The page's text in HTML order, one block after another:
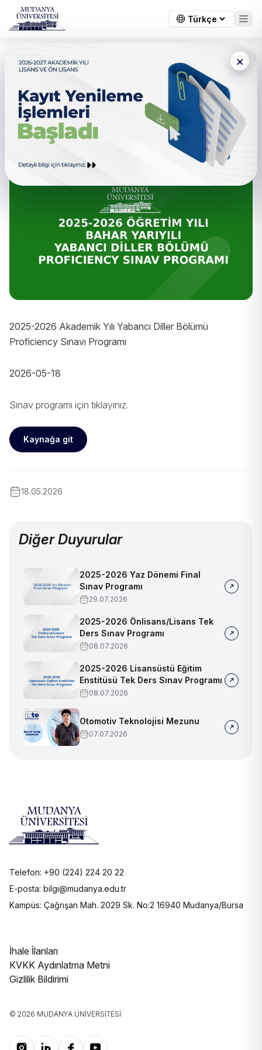
×
← Tüm duyurular
2025-2026 Akademik Yılı
Yabancı Diller Bölümü
Proficiency Sınavı Programı
2025-2026 Akademik Yılı Yabancı Diller Bölümü
Proficiency Sınavı Programı
2026-05-18
Sınav programı için tıklayınız.
Kaynağa git
18.05.2026
Diğer Duyurular
2025-2026 Yaz Dönemi Final
Sınav Programı
29.07.2026
2025-2026 Önlisans/Lisans Tek
Ders Sınav Programı
08.07.2026
2025-2026 Lisansüstü Eğitim
Enstitüsü Tek Ders Sınav Programı
08.07.2026
Otomotiv Teknolojisi Mezunu
07.07.2026
Telefon: +90 (224) 224 20 22
E-posta: bilgi@mudanya.edu.tr
Kampüs: Çağrışan Mah. 2029 Sk. No:2 16940 Mudanya/Bursa
İhale İlanları
KVKK Aydınlatma Metni
Gizlilik Bildirimi
© 2026 MUDANYA ÜNIVERSITESI